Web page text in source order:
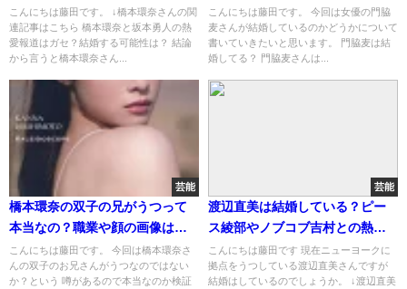
は？
こんにちは藤田です。 ↓橋本環奈さんの関
連記事はこちら 橋本環奈と坂本勇人の熱
愛報道はガセ？結婚する可能性は？ 結論
から言うと橋本環奈さん...
こんにちは藤田です。 今回は女優の門脇
麦さんが結婚しているのかどうかについて
書いていきたいと思います。 門脇麦は結
婚してる？ 門脇麦さんは...
芸能
橋本環奈の双子の兄がうつって
本当なの？職業や顔の画像はあ
る？
こんにちは藤田です。 今回は橋本環奈さ
んの双子のお兄さんがうつなのではない
か？という 噂があるので本当なのか検証
芸能
渡辺直美は結婚している？ピー
ス綾部やノブコブ吉村との熱愛
疑惑の真相は？
こんにちは藤田です 現在ニューヨークに
拠点をうつしている渡辺直美さんですが
結婚はしているのでしょうか。 ↓渡辺直美